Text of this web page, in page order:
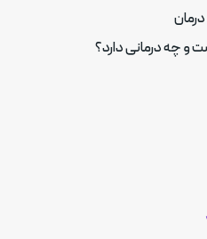
و چه درمانی دارد؟